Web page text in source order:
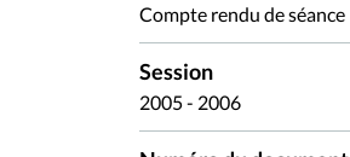
Compte rendu de séance
Session
2005 - 2006